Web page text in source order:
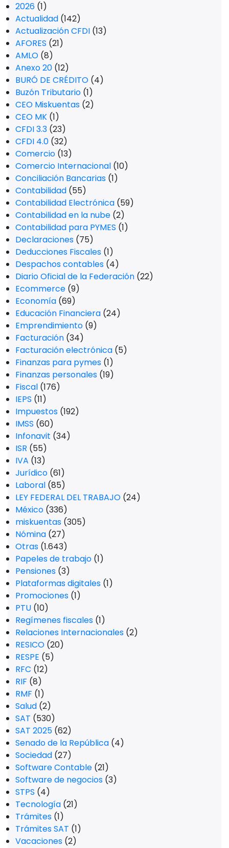
2026 (1)
Actualidad (142)
Actualización CFDI (13)
AFORES (21)
AMLO (8)
Anexo 20 (12)
BURÓ DE CRÉDITO (4)
Buzón Tributario (1)
CEO Miskuentas (2)
CEO MK (1)
CFDI 3.3 (23)
CFDI 4.0 (32)
Comercio (13)
Comercio Internacional (10)
Conciliación Bancarias (1)
Contabilidad (55)
Contabilidad Electrónica (59)
Contabilidad en la nube (2)
Contabilidad para PYMES (1)
Declaraciones (75)
Deducciones Fiscales (1)
Despachos contables (4)
Diario Oficial de la Federación (22)
Ecommerce (9)
Economía (69)
Educación Financiera (24)
Emprendimiento (9)
Facturación (34)
Facturación electrónica (5)
Finanzas para pymes (1)
Finanzas personales (19)
Fiscal (176)
IEPS (11)
Impuestos (192)
IMSS (60)
Infonavit (34)
ISR (55)
IVA (13)
Jurídico (61)
Laboral (85)
LEY FEDERAL DEL TRABAJO (24)
México (336)
miskuentas (305)
Nómina (27)
Otras (1.643)
Papeles de trabajo (1)
Pensiones (3)
Plataformas digitales (1)
Promociones (1)
PTU (10)
Regímenes fiscales (1)
Relaciones Internacionales (2)
RESICO (20)
RESPE (5)
RFC (12)
RIF (8)
RMF (1)
Salud (2)
SAT (530)
SAT 2025 (62)
Senado de la República (4)
Sociedad (27)
Software Contable (21)
Software de negocios (3)
STPS (4)
Tecnología (21)
Trámites (1)
Trámites SAT (1)
Vacaciones (2)